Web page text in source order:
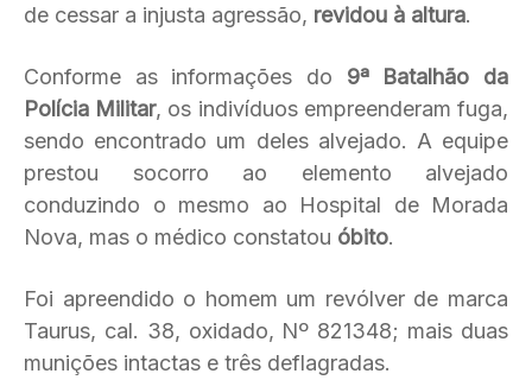
de cessar a injusta agressão, revidou à altura.
Conforme as informações do 9ª Batalhão da
Polícia Militar, os indivíduos empreenderam fuga,
sendo encontrado um deles alvejado. A equipe
prestou socorro ao elemento alvejado
conduzindo o mesmo ao Hospital de Morada
Nova, mas o médico constatou óbito.
Foi apreendido o homem um revólver de marca
Taurus, cal. 38, oxidado, Nº 821348; mais duas
munições intactas e três deflagradas.